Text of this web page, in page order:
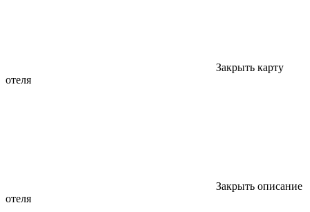
Закрыть карту
отеля
Закрыть описание
отеля